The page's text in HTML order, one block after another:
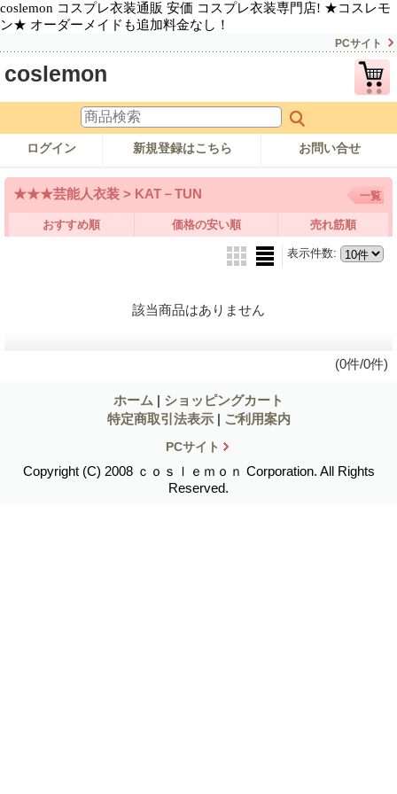
coslemon コスプレ衣装通販 安価 コスプレ衣装専門店! ★コスレモ
ン★ オーダーメイドも追加料金なし！
PCサイト
coslemon
ログイン 新規登録はこちら お問い合せ
★★★芸能人衣装 > KAT－TUN 一覧
おすすめ順 価格の安い順 売れ筋順
表示件数:
該当商品はありません
(0件/0件)
ホーム | ショッピングカート
特定商取引法表示 | ご利用案内
PCサイト
Copyright (C) 2008 ｃｏｓｌｅｍｏｎ Corporation. All Rights
Reserved.